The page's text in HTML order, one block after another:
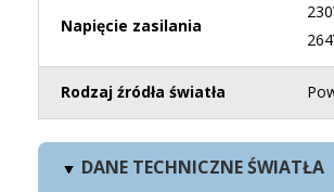
Napięcie zasilania
Rodzaj źródła światła
DANE TECHNICZNE ŚWIATŁA